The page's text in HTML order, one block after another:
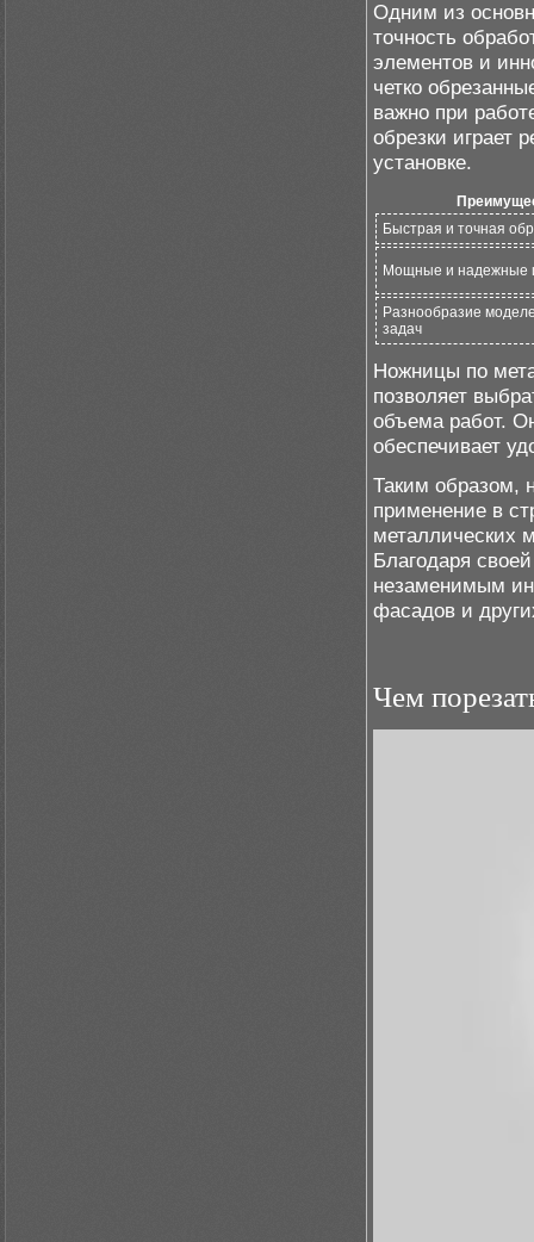
Одним из
точность
элементов и
четко
важно при
обрезки играет
установке.
Быстрая и точная
Мощные и надежные
Разнообразие
задач
Ножницы по
позволяет
объема работ.
обеспечивает
Таким образом,
применение в
металлических
Благодаря
незаменимым
фасадов и
Чем